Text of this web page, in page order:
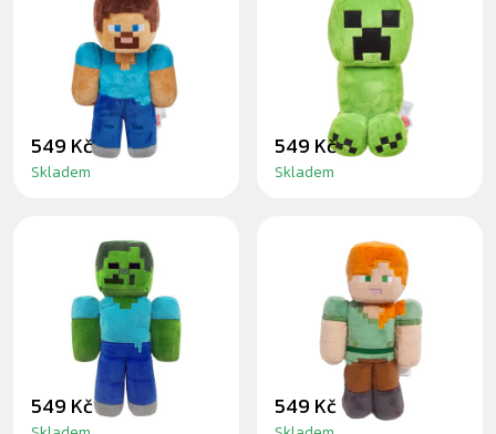
MINECRAFT
STEVE - PLYŠÁK
30CM
549 Kč
Skladem
MINECRAFT
CREEPER -
PLYŠÁK 30CM
549 Kč
Skladem
MINECRAFT
ZOMBIE - PLYŠÁK
30CM
549 Kč
MINECRAFT ALEX
- PLYŠÁK 30CM
549 Kč